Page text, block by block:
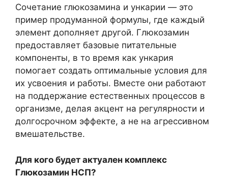
Сочетание глюкозамина и ункарии — это
пример продуманной формулы, где каждый
элемент дополняет другой. Глюкозамин
предоставляет базовые питательные
компоненты, в то время как ункария
помогает создать оптимальные условия для
их усвоения и работы. Вместе они работают
на поддержание естественных процессов в
организме, делая акцент на регулярности и
долгосрочном эффекте, а не на агрессивном
вмешательстве.
Для кого будет актуален комплекс
Глюкозамин НСП?